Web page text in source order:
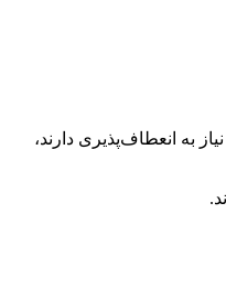
به انعطاف‌پذیری دارند،